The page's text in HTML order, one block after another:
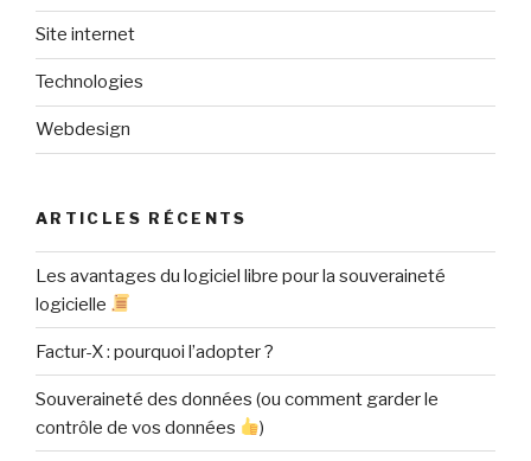
Site internet
Technologies
Webdesign
ARTICLES RÉCENTS
Les avantages du logiciel libre pour la souveraineté
logicielle
Factur-X : pourquoi l’adopter ?
Souveraineté des données (ou comment garder le
contrôle de vos données
)